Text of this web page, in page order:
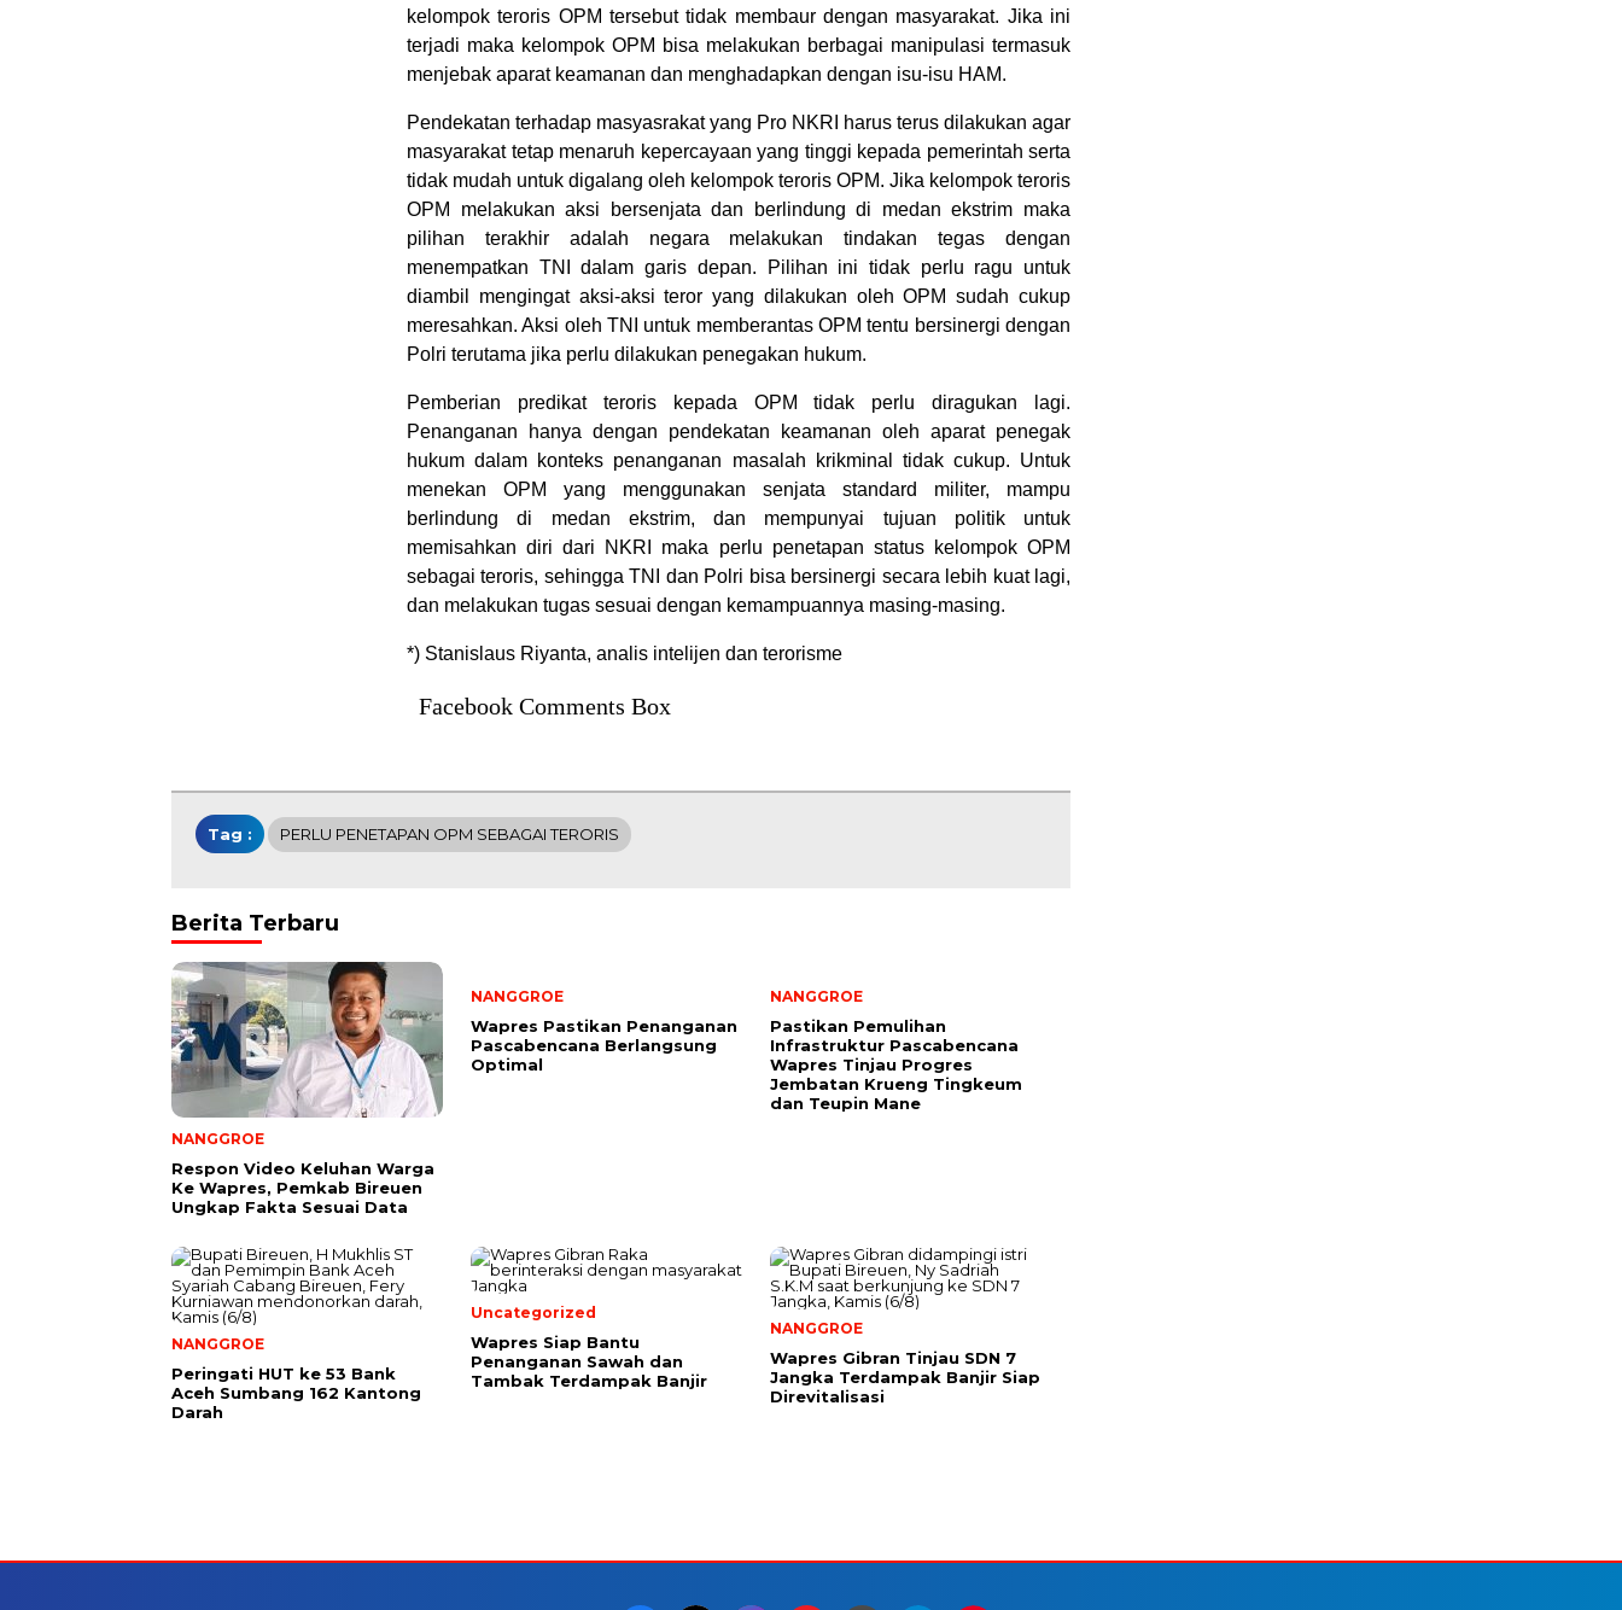
kelompok teroris OPM tersebut tidak membaur dengan masyarakat. Jika ini
terjadi maka kelompok OPM bisa melakukan berbagai manipulasi termasuk
menjebak aparat keamanan dan menghadapkan dengan isu-isu HAM.
Pendekatan terhadap masyasrakat yang Pro NKRI harus terus dilakukan agar
masyarakat tetap menaruh kepercayaan yang tinggi kepada pemerintah serta
tidak mudah untuk digalang oleh kelompok teroris OPM. Jika kelompok teroris
OPM melakukan aksi bersenjata dan berlindung di medan ekstrim maka
pilihan terakhir adalah negara melakukan tindakan tegas dengan
menempatkan TNI dalam garis depan. Pilihan ini tidak perlu ragu untuk
diambil mengingat aksi-aksi teror yang dilakukan oleh OPM sudah cukup
meresahkan. Aksi oleh TNI untuk memberantas OPM tentu bersinergi dengan
Polri terutama jika perlu dilakukan penegakan hukum.
Pemberian predikat teroris kepada OPM tidak perlu diragukan lagi.
Penanganan hanya dengan pendekatan keamanan oleh aparat penegak
hukum dalam konteks penanganan masalah krikminal tidak cukup. Untuk
menekan OPM yang menggunakan senjata standard militer, mampu
berlindung di medan ekstrim, dan mempunyai tujuan politik untuk
memisahkan diri dari NKRI maka perlu penetapan status kelompok OPM
sebagai teroris, sehingga TNI dan Polri bisa bersinergi secara lebih kuat lagi,
dan melakukan tugas sesuai dengan kemampuannya masing-masing.
*) Stanislaus Riyanta, analis intelijen dan terorisme
Facebook Comments Box
Tag : PERLU PENETAPAN OPM SEBAGAI TERORIS
Berita Terbaru
NANGGROE
Respon Video Keluhan Warga
Ke Wapres, Pemkab Bireuen
Ungkap Fakta Sesuai Data
NANGGROE
Wapres Pastikan Penanganan
Pascabencana Berlangsung
Optimal
NANGGROE
Pastikan Pemulihan
Infrastruktur Pascabencana
Wapres Tinjau Progres
Jembatan Krueng Tingkeum
dan Teupin Mane
NANGGROE
Peringati HUT ke 53 Bank
Aceh Sumbang 162 Kantong
Darah
Uncategorized
Wapres Siap Bantu
Penanganan Sawah dan
Tambak Terdampak Banjir
NANGGROE
Wapres Gibran Tinjau SDN 7
Jangka Terdampak Banjir Siap
Direvitalisasi